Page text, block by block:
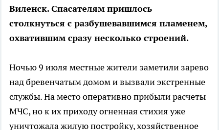
Виленск. Спасателям пришлось
столкнуться с разбушевавшимся пламенем,
охватившим сразу несколько строений.
Ночью 9 июля местные жители заметили зарево
над бревенчатым домом и вызвали экстренные
службы. На место оперативно прибыли расчеты
МЧС, но к их приходу огненная стихия уже
уничтожала жилую постройку, хозяйственное